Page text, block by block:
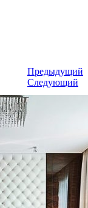
Предыдущий
Следующий